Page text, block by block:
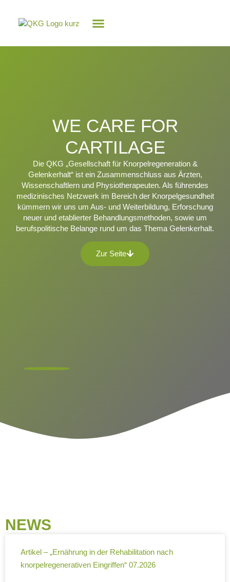
WE CARE FOR
CARTILAGE
Die QKG „Gesellschaft für Knorpelregeneration &
Gelenkerhalt“ ist ein Zusammenschluss aus Ärzten,
Wissenschaftlern und Physiotherapeuten. Als führendes
medizinisches Netzwerk im Bereich der Knorpelgesundheit
kümmern wir uns um Aus- und Weiterbildung, Erforschung
neuer und etablierter Behandlungsmethoden, sowie um
berufspolitische Belange rund um das Thema Gelenkerhalt.
Zur Seite
NEWS
Artikel – „Ernährung in der Rehabilitation nach
knorpelregenerativen Eingriffen“ 07.2026